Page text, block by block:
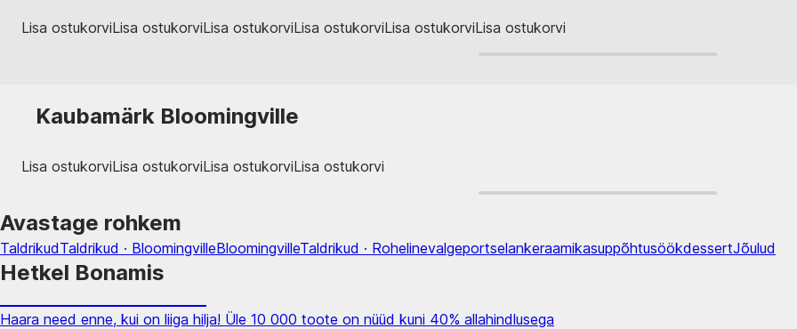
Lisa ostukorviLisa ostukorviLisa ostukorviLisa ostukorviLisa ostukorviLisa ostukorvi
Kaubamärk Bloomingville
Lisa ostukorviLisa ostukorviLisa ostukorviLisa ostukorvi
Avastage rohkem
TaldrikudTaldrikud · BloomingvilleBloomingvilleTaldrikud · RohelinevalgeportselankeraamikasuppõhtusöökdessertJõulud
Hetkel Bonamis
Haara need enne, kui on liiga hilja! Üle 10 000 toote on nüüd kuni 40% allahindlusega